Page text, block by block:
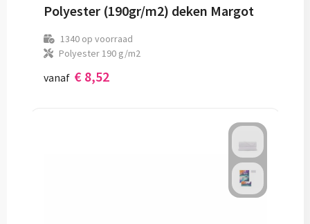
Polyester (190gr/m2) deken Margot
1340op voorraad
Polyester 190 g/m2
vanaf € 8,52